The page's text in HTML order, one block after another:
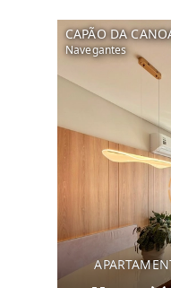
CAPÃO DA
Navegantes